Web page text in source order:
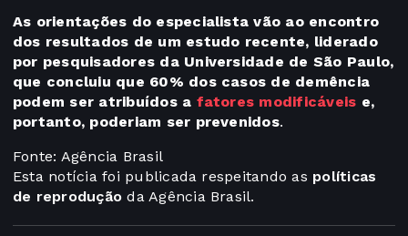
As orientações do especialista vão ao encontro
dos resultados de um estudo recente, liderado
por pesquisadores da Universidade de São Paulo,
que concluiu que 60% dos casos de demência
podem ser atribuídos a fatores modificáveis e,
portanto, poderiam ser prevenidos.
Fonte: Agência Brasil
Esta notícia foi publicada respeitando as políticas
de reprodução da Agência Brasil.